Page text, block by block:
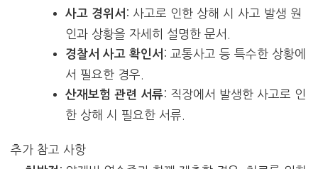
사고 경위서 : 사고로 인한 상해 시 사고 발생 원
인과 상황을 자세히 설명한 문서.
경찰서 사고 확인서 : 교통사고 등 특수한 상황에
서 필요한 경우.
산재보험 관련 서류: 직장에서 발생한 사고로 인
한 상해 시 필요한 서류.
추가 참고 사항